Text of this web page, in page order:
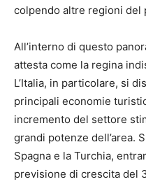
colpendo altre regioni del
All’interno di questo
attesta come la regina
L’Italia, in particolare, si
principali economie
incremento del settore
grandi potenze dell’area.
Spagna e la Turchia,
previsione di crescita del